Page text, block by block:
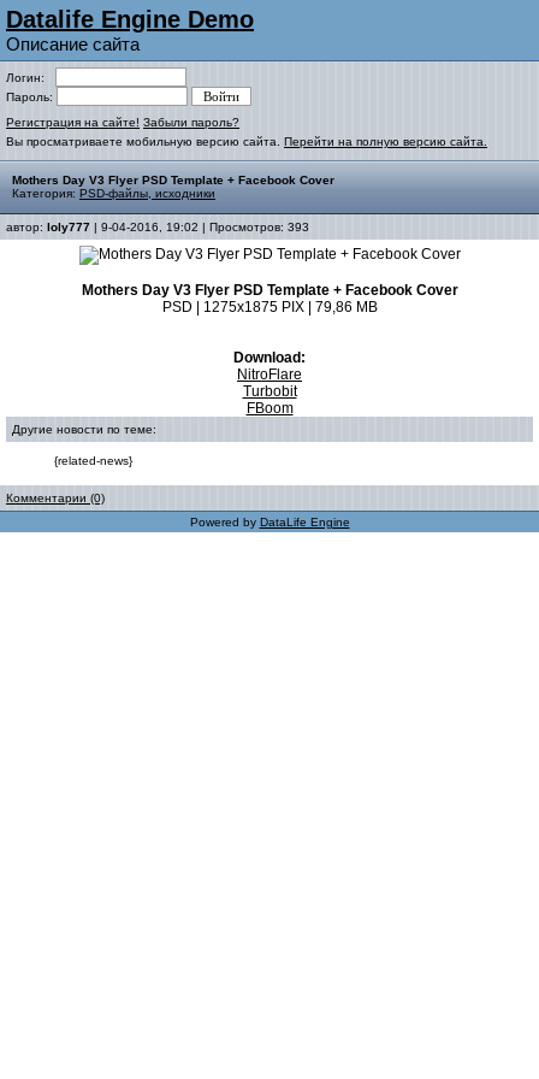
Datalife Engine Demo
Описание сайта
Логин:
Пароль:
Регистрация на сайте! Забыли пароль?
Вы просматриваете мобильную версию сайта. Перейти на полную версию сайта.
Mothers Day V3 Flyer PSD Template + Facebook Cover
Категория: PSD-файлы, исходники
автор: loly777 | 9-04-2016, 19:02 | Просмотров: 393
Mothers Day V3 Flyer PSD Template + Facebook Cover
PSD | 1275x1875 PIX | 79,86 MB
Download:
NitroFlare
Turbobit
FBoom
Другие новости по теме:
{related-news}
Комментарии (0)
Powered by DataLife Engine